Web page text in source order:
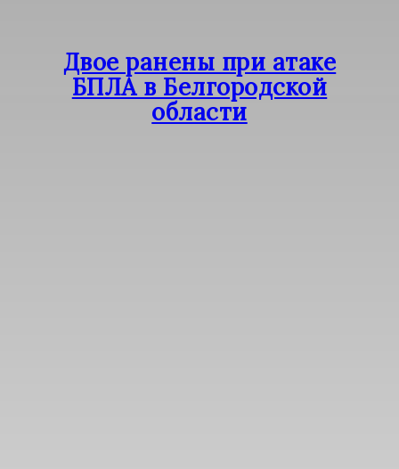
Двое ранены при атаке
БПЛА в Белгородской
области